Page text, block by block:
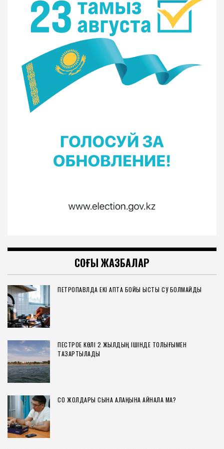
СОҢҒЫ ЖАЗБАЛАР
ПЕТРОПАВЛДА ЕКІ АПТА БОЙЫ ЫСТЫҚ СУ БОЛМАЙДЫ
ПЕСТРОЕ КӨЛІ 2 ЖЫЛДЫҢ ІШІНДЕ ТОЛЫҒЫМЕН
ТАЗАРТЫЛАДЫ
СҚО ЖОЛДАРЫ СЫНАҚ АЛАҢЫНА АЙНАЛА МА?